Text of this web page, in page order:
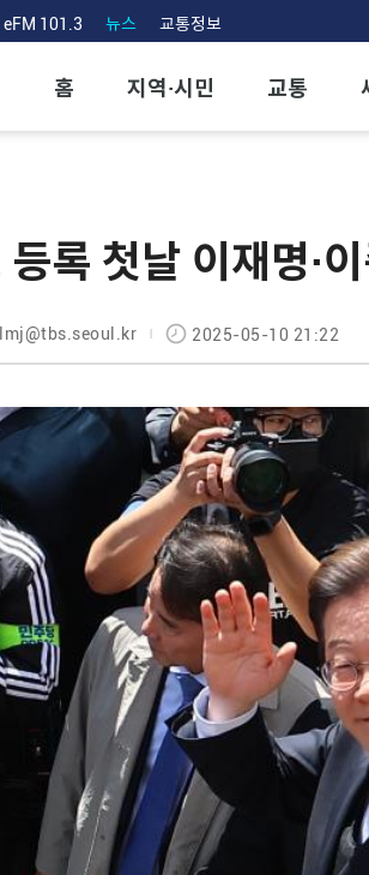
eFM 101.3 뉴스 교통정보
홈 지역·시민 교통
록 첫날 이재명·
lmj@tbs.seoul.kr 2025-05-10 21:22